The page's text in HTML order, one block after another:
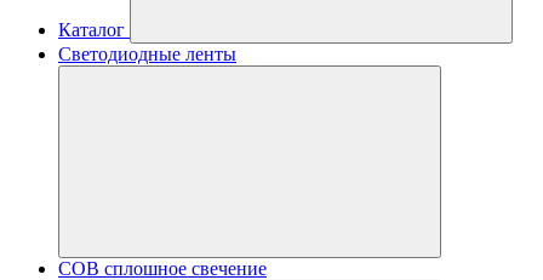
Каталог
Светодиодные ленты
COB сплошное свечение